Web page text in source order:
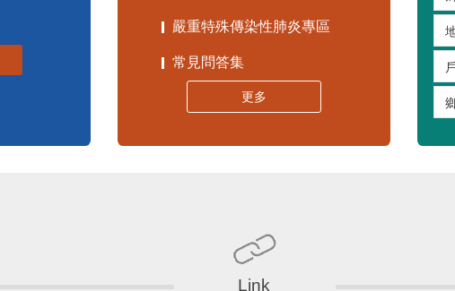
嚴重特殊傳染性肺炎專區
常見問答集
更多